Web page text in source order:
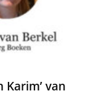
Karim’ van